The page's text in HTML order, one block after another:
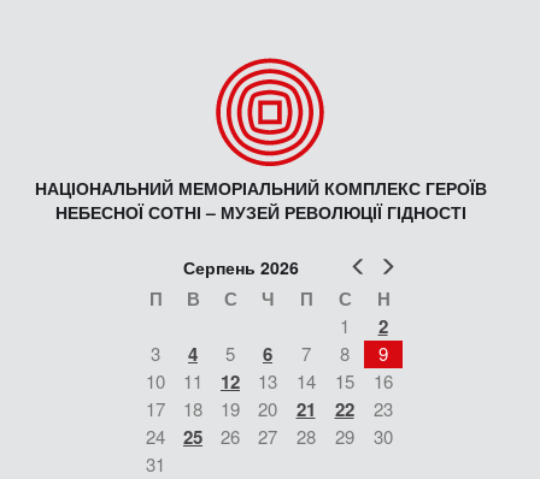
НАЦІОНАЛЬНИЙ МЕМОРІАЛЬНИЙ КОМПЛЕКС ГЕРОЇВ
НЕБЕСНОЇ СОТНІ – МУЗЕЙ РЕВОЛЮЦІЇ ГІДНОСТІ
Попер
Серпень 2026
П В С Ч П С Н
1 2
3 4 5 6 7 8
9
10
11 12 13 14 15
16
17
18 19 20 21 22
23
24
25 26 27 28 29
30
31